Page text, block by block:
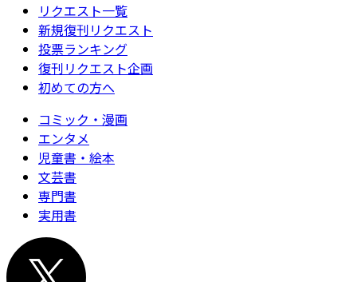
リクエスト一覧
新規復刊リクエスト
投票ランキング
復刊リクエスト企画
初めての方へ
コミック・漫画
エンタメ
児童書・絵本
文芸書
専門書
実用書